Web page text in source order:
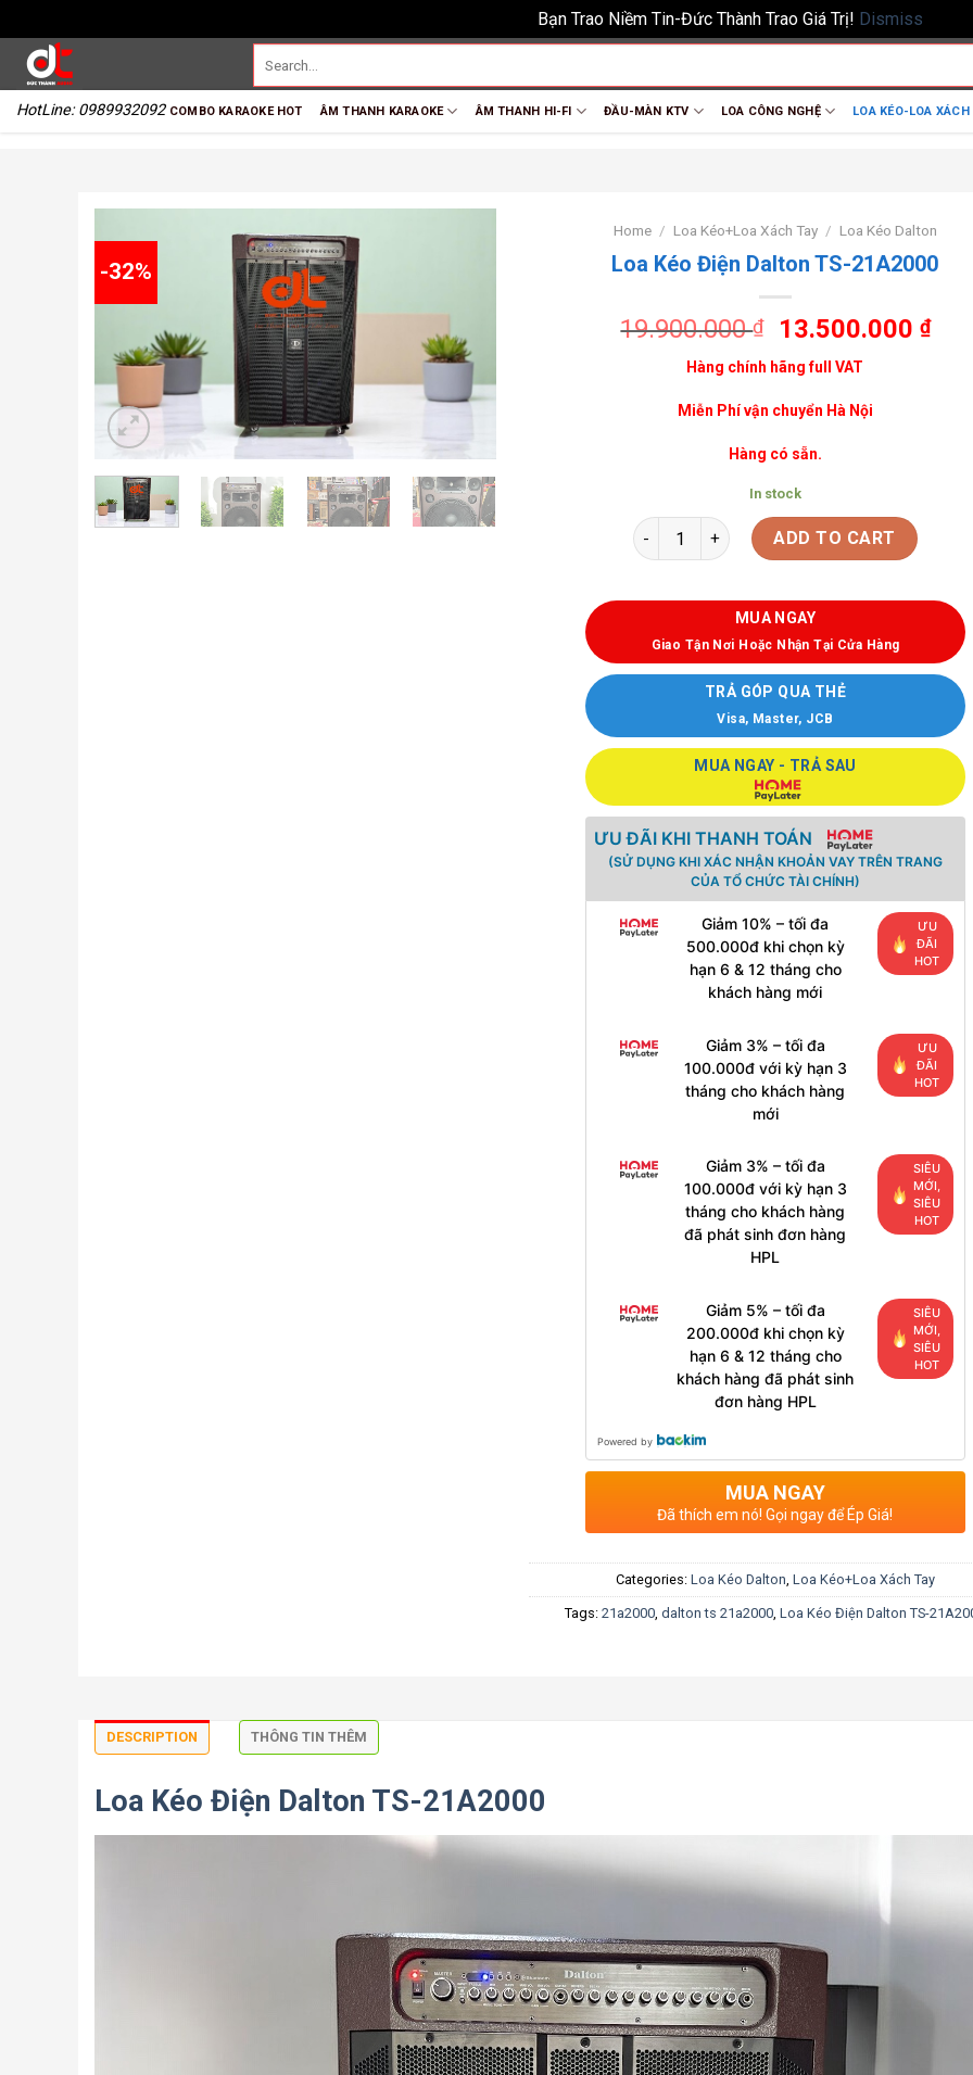
Bạn Trao Niềm Tin-Đức Thành Trao Giá Trị! Dismiss
HotLine: 0989932092 COMBO KARAOKE HOT ÂM THANH KARAOKE ÂM THANH HI-FI ĐẦU-MÀN KTV LOA CÔNG NGHỆ LOA KÉO-LOA XÁCH
-32%
Home / Loa Kéo+Loa Xách Tay / Loa Kéo Dalton
Loa Kéo Điện Dalton TS-21A2000
19.900.000₫ 13.500.000 ₫
Hàng chính hãng full VAT
Miễn Phí vận chuyển Hà Nội
Hàng có sẵn.
In stock
ADD TO CART
MUA NGAY
Giao Tận Nơi Hoặc Nhận Tại Cửa Hàng
TRẢ GÓP QUA THẺ
Visa, Master, JCB
MUA NGAY - TRẢ SAU
ƯU ĐÃI KHI THANH TOÁN
(SỬ DỤNG KHI XÁC NHẬN KHOẢN VAY TRÊN TRANG
CỦA TỔ CHỨC TÀI CHÍNH)
Giảm 10% – tối đa
500.000đ khi chọn kỳ
hạn 6 & 12 tháng cho
khách hàng mới
ƯU
ĐÃI
HOT
Giảm 3% – tối đa
100.000đ với kỳ hạn 3
tháng cho khách hàng
mới
ƯU
ĐÃI
HOT
Giảm 3% – tối đa
100.000đ với kỳ hạn 3
tháng cho khách hàng
đã phát sinh đơn hàng
HPL
SIÊU
MỚI,
SIÊU
HOT
Giảm 5% – tối đa
200.000đ khi chọn kỳ
hạn 6 & 12 tháng cho
khách hàng đã phát sinh
đơn hàng HPL
SIÊU
MỚI,
SIÊU
HOT
Powered by
MUA NGAY
Đã thích em nó! Gọi ngay để Ép Giá!
Categories: Loa Kéo Dalton Loa Kéo+Loa Xách Tay
Tags:21a2000 ,dalton ts 21a2000 ,Loa Kéo Điện Dalton TS-
DESCRIPTION THÔNG TIN THÊM
Loa Kéo Điện Dalton TS-21A2000